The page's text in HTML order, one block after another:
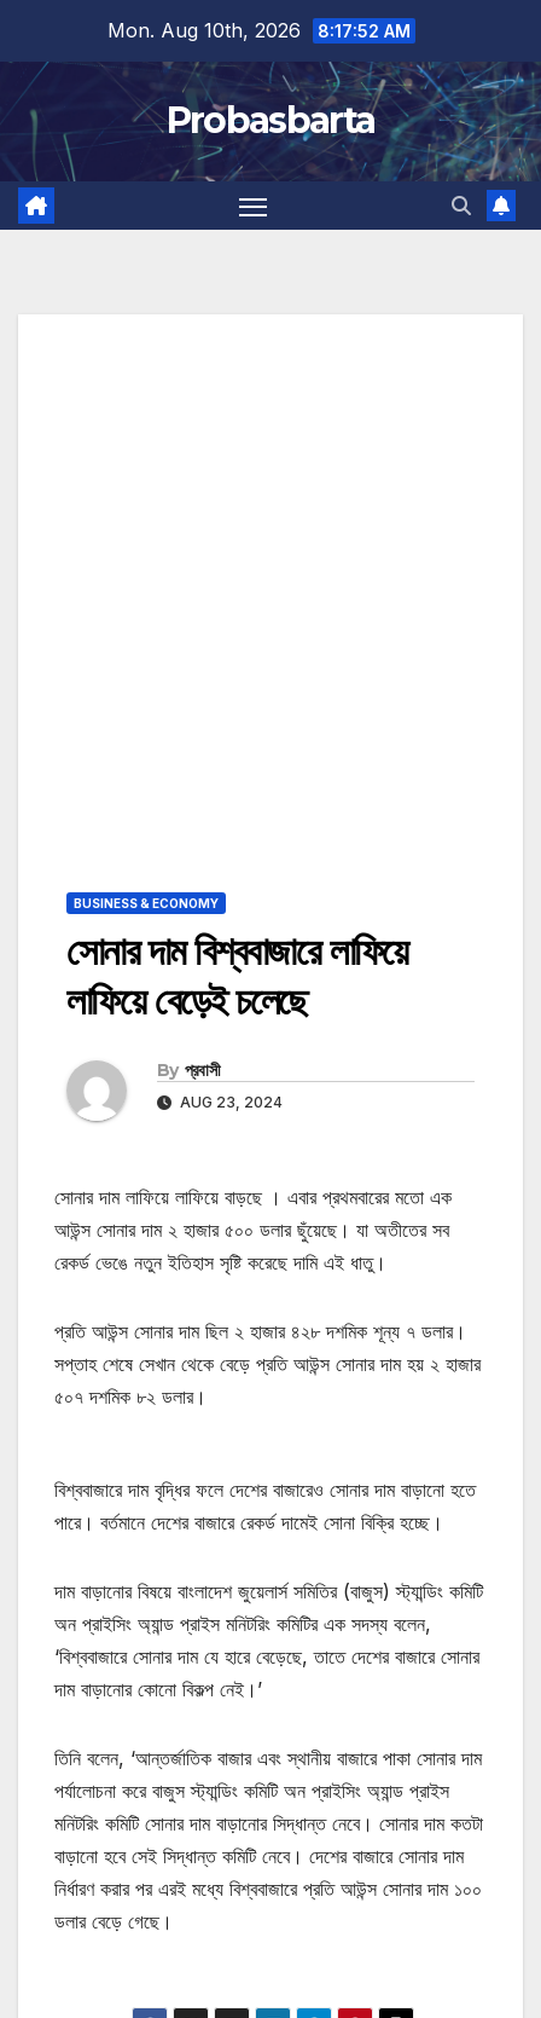
content
Mon. Aug 10th, 2026 8:17:53 AM
Probasbarta
BUSINESS & ECONOMY
সোনার দাম বিশ্ববাজারে লাফিয়ে
লাফিয়ে বেড়েই চলেছে
By প্রবাসী
AUG 23, 2024
সোনার দাম লাফিয়ে লাফিয়ে বাড়ছে । এবার প্রথমবারের মতো এক
আউন্স সোনার দাম ২ হাজার ৫০০ ডলার ছুঁয়েছে। যা অতীতের সব
রেকর্ড ভেঙে নতুন ইতিহাস সৃষ্টি করেছে দামি এই ধাতু।
প্রতি আউন্স সোনার দাম ছিল ২ হাজার ৪২৮ দশমিক শূন্য ৭ ডলার।
সপ্তাহ শেষে সেখান থেকে বেড়ে প্রতি আউন্স সোনার দাম হয় ২ হাজার
৫০৭ দশমিক ৮২ ডলার।
বিশ্ববাজারে দাম বৃদ্ধির ফলে দেশের বাজারেও সোনার দাম বাড়ানো হতে
পারে। বর্তমানে দেশের বাজারে রেকর্ড দামেই সোনা বিক্রি হচ্ছে।
দাম বাড়ানোর বিষয়ে বাংলাদেশ জুয়েলার্স সমিতির (বাজুস) স্ট্যান্ডিং কমিটি
অন প্রাইসিং অ্যান্ড প্রাইস মনিটরিং কমিটির এক সদস্য বলেন,
‘বিশ্ববাজারে সোনার দাম যে হারে বেড়েছে, তাতে দেশের বাজারে সোনার
দাম বাড়ানোর কোনো বিকল্প নেই।’
তিনি বলেন, ‘আন্তর্জাতিক বাজার এবং স্থানীয় বাজারে পাকা সোনার দাম
পর্যালোচনা করে বাজুস স্ট্যান্ডিং কমিটি অন প্রাইসিং অ্যান্ড প্রাইস
মনিটরিং কমিটি সোনার দাম বাড়ানোর সিদ্ধান্ত নেবে। সোনার দাম কতটা
বাড়ানো হবে সেই সিদ্ধান্ত কমিটি নেবে। দেশের বাজারে সোনার দাম
নির্ধারণ করার পর এরই মধ্যে বিশ্ববাজারে প্রতি আউন্স সোনার দাম ১০০
ডলার বেড়ে গেছে।